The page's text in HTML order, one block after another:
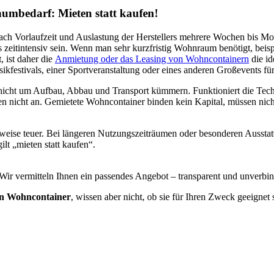
Mieten statt kaufen!
Vorlaufzeit und Auslastung der Herstellers mehrere Wochen bis
sein. Wenn man sehr kurzfristig Wohnraum benötigt,
ist daher die Anmietung oder das Leasing von Wohncontainern die
einer Sportveranstaltung oder eines anderen Großevents
um Aufbau, Abbau und Transport kümmern. Funktioniert die
nicht an. Gemietete Wohncontainer binden kein Kapital, müssen
teuer. Bei längeren Nutzungszeiträumen oder besonderen
„mieten statt kaufen“.
vermitteln Ihnen ein passendes Angebot – transparent und
Wohncontainer, wissen aber nicht, ob sie für Ihren Zweck geeignet